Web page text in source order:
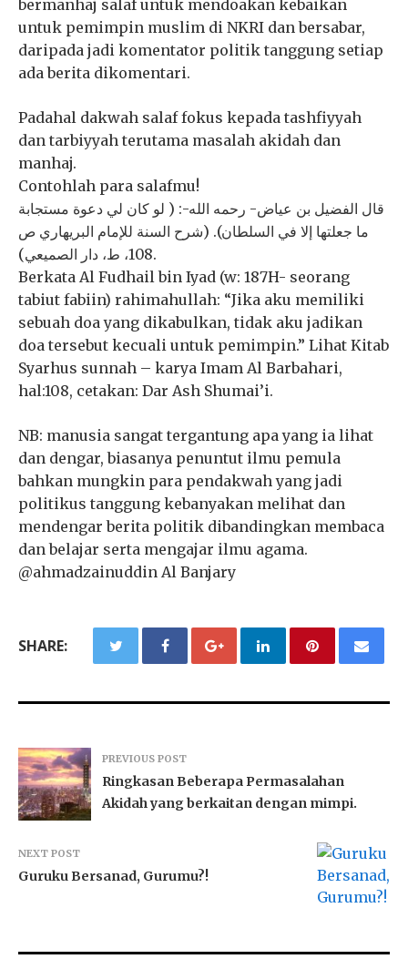
bermanhaj salaf untuk mendoakan kebaikan
untuk pemimpin muslim di NKRI dan bersabar,
daripada jadi komentator politik tanggung setiap
ada berita dikomentari.
Padahal dakwah salaf fokus kepada tashfiyyah
dan tarbiyyah terutama masalah akidah dan
manhaj.
Contohlah para salafmu!
قال الفضيل بن عياض- رحمه الله-: ( لو كان لي دعوة مستجابة
ما جعلتها إلا في السلطان). (شرح السنة للإمام البريهاري ص
108، ط، دار الصميعي).
Berkata Al Fudhail bin Iyad (w: 187H- seorang
tabiut fabiin) rahimahullah: “Jika aku memiliki
sebuah doa yang dikabulkan, tidak aku jadikan
doa tersebut kecuali untuk pemimpin.” Lihat Kitab
Syarhus sunnah – karya Imam Al Barbahari,
hal:108, cetakan: Dar Ash Shumai’i.
NB: manusia sangat tergantung apa yang ia lihat
dan dengar, biasanya penuntut ilmu pemula
bahkan mungkin para pendakwah yang jadi
politikus tanggung kebanyakan melihat dan
mendengar berita politik dibandingkan membaca
dan belajar serta mengajar ilmu agama.
@ahmadzainuddin Al Banjary
SHARE:
PREVIOUS POST
Ringkasan Beberapa Permasalahan
Akidah yang berkaitan dengan mimpi.
NEXT POST
Guruku Bersanad, Gurumu?!